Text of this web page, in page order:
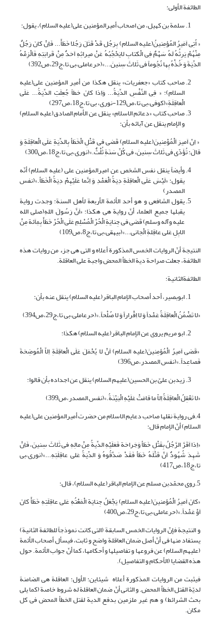
الطائفة الأولی:
سلمة بن کهیل، من اصحاب أمیرالمؤمنین على(علیه السلام)، یقول:
« اُتِى اَمَیرُ المُؤمِنینُ(علیه السلام) بِرَجُل قَدْ قَتَلَ رَجُلا خَطَأً... فَاِنْ کانَ رَجُلٌ
مِنْهُمْ یَرِثُهُ لَهُ سَهْمٌ فِى الْکتابِ لایَحْجُبُهُ عَنْ میراثِهِ اَحَدٌ مِنْ قَرابَتِهِ فَاَلْزِمْهُ
الدِّیَةَ وَ خُذْهُ بِها نُجُوماً فى ثَلاثَ سِنینَ...»(حرعاملی،بی تا،ج29،ص392)
صاحب کتاب «جعفریات» ینقل هکذا من أمیر المؤمنین على(علیه
السلام): « فِى النَّفْسِ الدِّیَةُ... وَاِذا کانَ خطاً جُعِلَتِ الدِّیَةُ... عَلَى
الْعاقِلَةِ»(کوفی،بی تا،ص129-نوری، بی تا،ج18،ص297)
صاحب کتاب «دعائم الاسلام» ینقل عن الأمام الصادق(علیه السلام)
و الإمام ینقل عن آبائه بأن:
« اِنّ اَمیرَ اَلْمُوْمِنینَ(علیه السلام) قَضى فى قَتْلِ الْخَطَأ بِالدِّیَةِ عَلَى الْعاقِلَةِ وَ
قالَ: تُؤَدّى فى ثَلاثَ سِنینَ، فى کُلِّ سَنَةِ ثُلْثٌ.»(نوری،بی تا،ج18،ص300)
وأیضاً ینقل نفس الشخص عن امیرالمؤمنین على (علیه السلام) أنّه
یقول: «لَیْسَ عَلَى الْعاقِلَةِ دِیَةُ الْعَمْدِ وَ اِنَّما عَلَیْهِمْ دِیَةُ الْخَطَأ.»(نفس
المصدر)
یقول الشافعی و هو أحد الأئمة الأربعة لأهل السنة: وجدت روایة
یقبلها جمیع العلماء أنّ روایة هی هکذا: «اَنَّ رَسُولَ اللهِ(صلى الله
علیه وآله وسلم) قَضى فى جِنایَةِ الْحُرِّ الْمُسْلِمِ عَلَى الْحُرِّ خَطَأً بِمِاَئة مِنْ
الابِلِ عَلى عاقِلةِ الْجانی...»(بیهقی،بی تا،ج8،ص109)
النتیجة أنّ الروایات الخمس المذکورة أعلاه و التی هی جزء من روایات هذه
الطائفة، جعلت صراحة دیة الخطأ المحض واجبة على العاقلة.
الطائفةالثانیة:
ابوبصیر، أحد أصحاب الإمام الباقر(علیه السلام) ینقل عنه بأن:
«لا تَضْمُنُ الْعاقِلَةُ عَمْداً وَ لا اِقْراراً وَ لا صُلْحاً.»(حرعاملی،بی تا،ج29،ص394)
ابو مریم یروی عن الإمام الباقر(علیه السلام) هکذا:
«قَضى اَمیرُ الْمُؤمِنینَ(علیه السلام) اَنْ لا یُحْمَلَ عَلَى الْعاقِلَةِ اِلاّ الْمُوضِحَةَ
فَصاعِداً.»(نفس المصدر،ص396)
زیدبن علىّ بن الحسین(علیهم السلام) ینقل عن اجداده بأن قالوا:
«لا تَعْقِلُ الْعاقِلَةُ اِلاّ ما قامَتْ عَلَیْهِ الْبَیِّنَةُ.»(نفس المصدر،ص399)
4.فی روایة نقلها صاحب دعایم الاسلام من حضرت أمیرالمؤمنین علی(علیه
السلام) أنّ الإمام قال:
«اِذا اَقَرَّ الرَّجُلُ بِقَتْلِ خَطَأ وَجَراحَة فَعَلَیْهِ الدِّیةُ مِنْ مالِهِ فى ثَلاثَ سِنینَ، فَاِنْ
شَهِدَ شُهُودٌ اَنَّ قَتْلَهُ خَطَأ فَقَدْ صَدَّقُوهُ وَ الدِّیَةُ عَلى عاقِلَتِهِ...»(نوری،بی
تا،ج18،ص417)
5.روی محمّدبن مسلم عن الإمام الباقر(علیه السلام)، قال:
«کانَ اَمیرُ الْمُؤمنینَ(علیه السلام) یَجْعَلُ جِنایَة الْمَعْتُهِ عَلى عاقِلَتِهِ خَطَأً کانَ
اَوْ عَمْداً.»(حرعاملی،بی تا،ج29،ص400)
و النتیجة فإنّ الروایات الخمس السابقة (التی کانت نموذجاً للطائفة الثانیة)
یستفاد منها فی أنّ أصل ضمان العاقلة واضح و ثابت، فیسأل أصحاب الأئمة
(علیهم السلام) عن فروعها و تفاصیلها و أحکامها، کما أنّ جواب الأئمة. حول
هذه القضایا (الأحکام و التفاصیل).
فیثبت من الروایات المذکورة أعلاه شیئاین: الأول: العاقلة هی الضامنة
لدیّة القتل الخطأ المحض. و الثانی أنّ ضمان العاقلة له شروط خاصة (کما یلی
بحث الشرائط) و هم غیر ملزمین بدفع الدیة لقتل الخطأ المحض فی کل
مکان.